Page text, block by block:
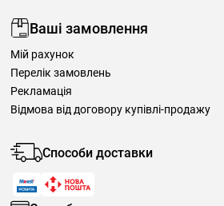
Ваші замовлення
Мій рахунок
Перелік замовлень
Рекламація
Відмова від договору купівлі-продажу
Способи доставки